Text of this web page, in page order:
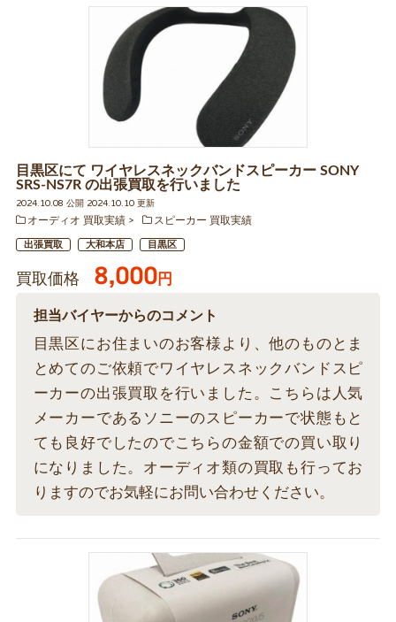
目黒区にて ワイヤレスネックバンドスピーカー SONY
SRS-NS7R の出張買取を行いました
2024.10.08 公開 2024.10.10 更新
オーディオ 買取実績
スピーカー 買取実績
出張買取 大和本店 目黒区
買取価格 8,000円
担当バイヤーからのコメント
目黒区にお住まいのお客様より、他のものとま
とめてのご依頼でワイヤレスネックバンドスピ
ーカーの出張買取を行いました。こちらは人気
メーカーであるソニーのスピーカーで状態もと
ても良好でしたのでこちらの金額での買い取り
になりました。オーディオ類の買取も行ってお
りますのでお気軽にお問い合わせください。